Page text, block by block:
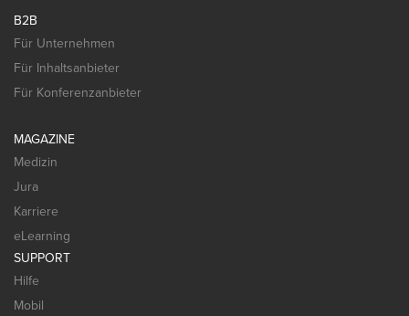
B2B
Für Unternehmen
Für Inhaltsanbieter
Für Konferenzanbieter
MAGAZINE
Medizin
Jura
Karriere
eLearning
SUPPORT
Hilfe
Mobil